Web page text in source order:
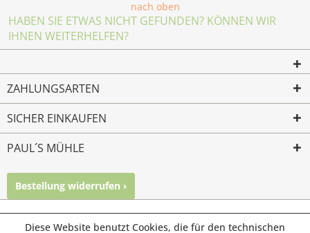
nach oben
HABEN SIE ETWAS NICHT GEFUNDEN? KÖNNEN WIR
IHNEN WEITERHELFEN?
ZAHLUNGSARTEN
SICHER EINKAUFEN
PAUL´S MÜHLE
Bestellung widerrufen ›
© Paul's Mühle | Inhaber: Christof Paul e.K. | Westring 2 |
Diese Website benutzt Cookies, die für den technischen